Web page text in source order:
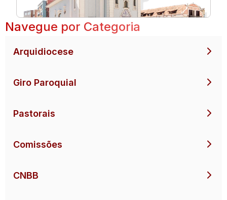
Navegue por Categoria
Arquidiocese
Giro Paroquial
Pastorais
Comissões
CNBB